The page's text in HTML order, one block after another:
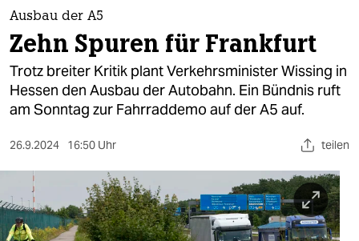
themen
politik
öko
gesellschaft
sport
berlin
Ausbau der A5
Zehn Spuren für Frankfurt
Trotz breiter Kritik plant Verkehrsminister Wissing in
Hessen den Ausbau der Autobahn. Ein Bündnis ruft
am Sonntag zur Fahrraddemo auf der A5 auf.
26.9.2024 16:50 Uhr teilen